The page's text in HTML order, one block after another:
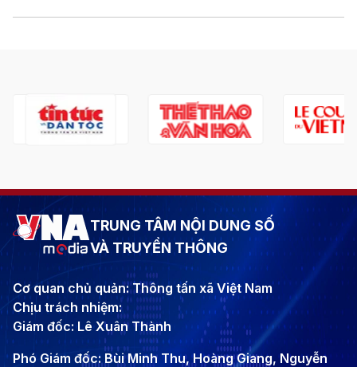
TRUNG TÂM NỘI DUNG SỐ
VÀ TRUYỀN THÔNG
Cơ quan chủ quản: Thông tấn xã Việt Nam
Chịu trách nhiệm:
Giám đốc: Lê Xuân Thành
Phó Giám đốc: Bùi Minh Thu, Hoàng Giang, Nguyễn